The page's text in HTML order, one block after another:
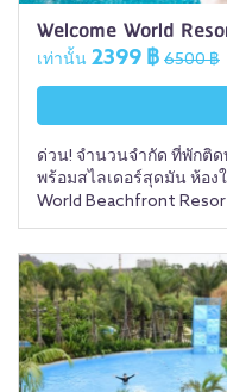
Welcome World
เท่านั้น 2399 ฿ 6500 ฿
ด่วน! จำนวนจำกัด ที่พักติด
พร้อมสไลเดอร์สุดมัน ห้อง
World Beachfront